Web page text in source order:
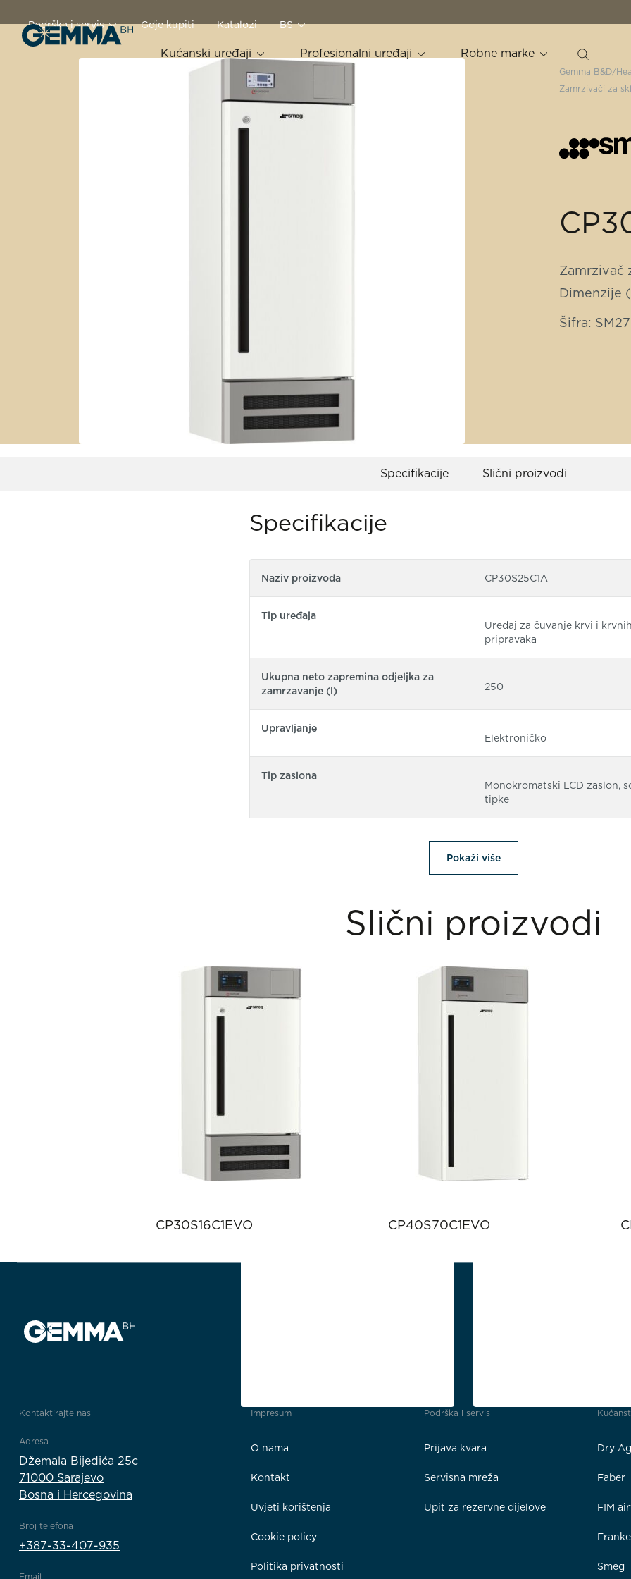
Kućanski uređaji Profesionalni uređaji Robne marke
Podrška i servis Gdje kupiti Katalozi BS
Gemma B&D
Zamrzivači za
Zamrzivač
Dimenzije
Šifra:
Specifikacije Slični proizvodi
Specifikacije
Naziv proizvoda CP30S25C1A
Tip uređaja
Uređaj za čuvanje krvi i krvnih
pripravaka
Ukupna neto zapremina odjeljka za
zamrzavanje (l)
250
Upravljanje
Elektroničko
Tip zaslona
Monokromatski LCD zaslon,
tipke
Pokaži više
Slični proizvodi
CP30S16C1EVO CP40S70C1EVO
Kontaktirajte nas
Adresa
Džemala Bijedića 25c
71000 Sarajevo
Bosna i Hercegovina
Broj telefona
+387-33-407-935
Email
Impresum
O nama
Kontakt
Uvjeti korištenja
Cookie policy
Politika privatnosti
Podrška i servis
Prijava kvara
Servisna mreža
Upit za rezervne dijelove
Dry
Faber
FIM
Franke
Smeg